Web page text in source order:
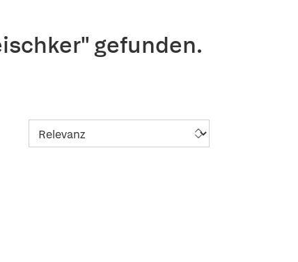
gefunden.